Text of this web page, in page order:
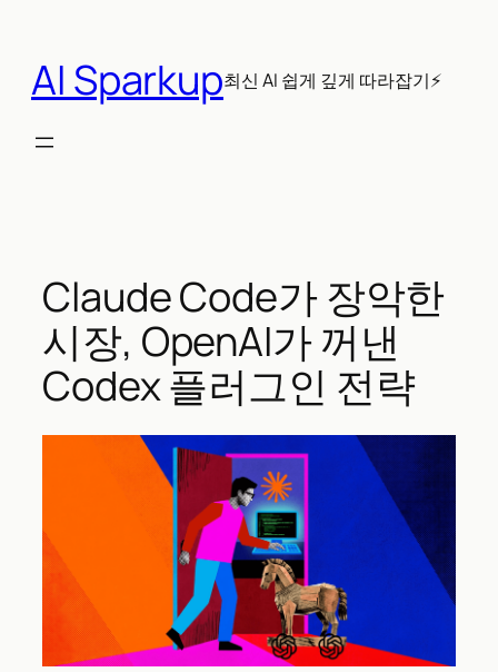
AI Sparkup최신 AI 쉽게 깊게 따라잡기⚡
Claude Code가 장악한
시장, OpenAI가 꺼낸
Codex 플러그인 전략